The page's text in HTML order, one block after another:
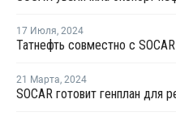
17 Июля, 2024
21 Марта, 2024